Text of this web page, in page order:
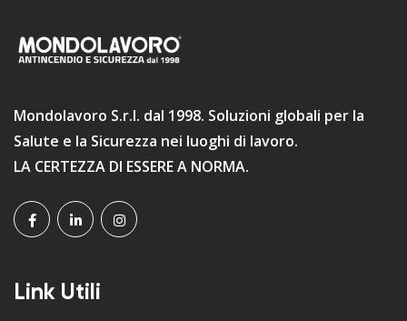
Mondolavoro S.r.l. dal 1998. Soluzioni globali per la
Salute e la Sicurezza nei luoghi di lavoro.
LA CERTEZZA DI ESSERE A NORMA.
Link Utili